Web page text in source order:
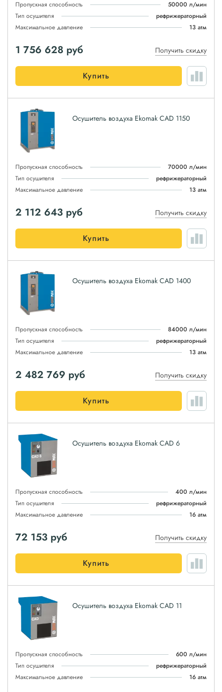
Пропускная способность
50000 л/мин
Тип осушителя
рефрижераторный
Максимальное давление
13 атм
1 756 628 руб Получить скидку
Купить
Осушитель воздуха Ekomak CAD 1150
Пропускная способность
70000 л/мин
Тип осушителя
рефрижераторный
Максимальное давление
13 атм
2 112 643 руб Получить скидку
Купить
Осушитель воздуха Ekomak CAD 1400
Пропускная способность
84000 л/мин
Тип осушителя
рефрижераторный
Максимальное давление
13 атм
2 482 769 руб Получить скидку
Купить
Осушитель воздуха Ekomak CAD 6
Пропускная способность
400 л/мин
Тип осушителя
рефрижераторный
Максимальное давление
16 атм
72 153 руб Получить скидку
Купить
Осушитель воздуха Ekomak CAD 11
Пропускная способность
600 л/мин
Тип осушителя
рефрижераторный
Максимальное давление
16 атм